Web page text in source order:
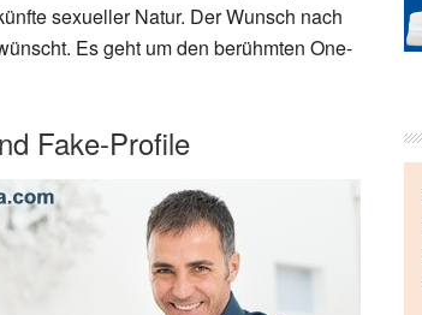
sexueller Natur. Der Wunsch nach
Es geht um den berühmten One-
Fake-Profile